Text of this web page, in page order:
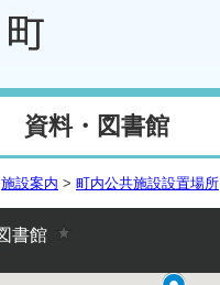
資料・図書館
施設案内 > 町内公共施設設置場所